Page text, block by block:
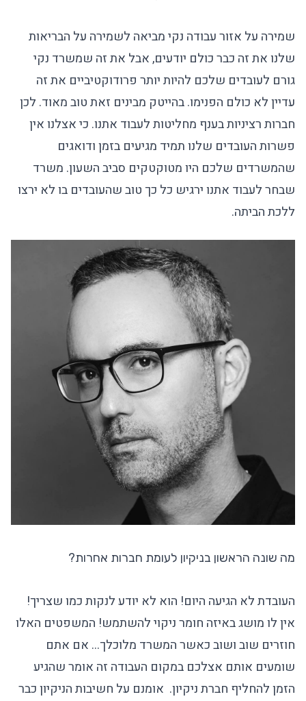
שמירה על אזור עבודה נקי מביאה לשמירה על הבריאות
שלנו את זה כבר כולם יודעים, אבל את זה שמשרד נקי
גורם לעובדים שלכם להיות יותר פרודוקטיביים את זה
עדיין לא כולם הפנימו. בהייטק מבינים זאת טוב מאוד. לכן
חברות רציניות בענף מחליטות לעבוד אתנו. כי אצלנו אין
פשרות העובדים שלנו תמיד מגיעים בזמן ודואגים
שהמשרדים שלכם היו מטוקטקים סביב השעון. משרד
שבחר לעבוד אתנו ירגיש כל כך טוב שהעובדים בו לא ירצו
ללכת הביתה.
מה שונה הראשון בניקיון לעומת חברות אחרות?
העובדת לא הגיעה היום! הוא לא יודע לנקות כמו שצריך!
אין לו מושג באיזה חומר ניקוי להשתמש! המשפטים האלו
חוזרים שוב ושוב כאשר המשרד מלוכלך… אם אתם
שומעים אותם אצלכם במקום העבודה זה אומר שהגיע
הזמן להחליף חברת ניקיון. אומנם על חשיבות הניקיון כבר